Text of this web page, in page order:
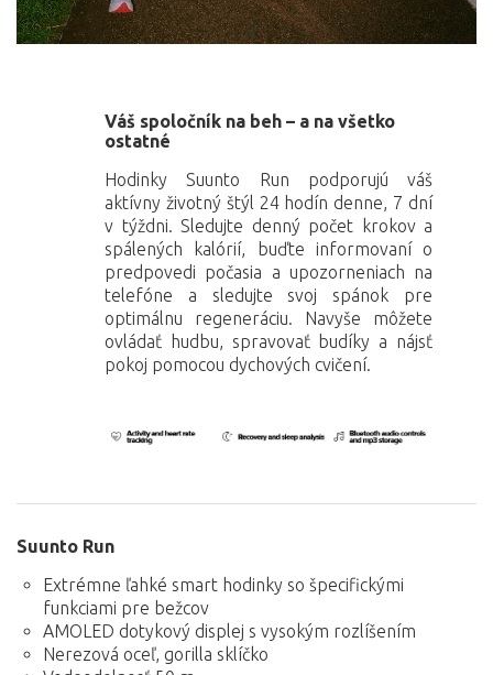
Váš spoločník na beh – a na všetko
ostatné
Hodinky Suunto Run podporujú váš
aktívny životný štýl 24 hodín denne, 7 dní
v týždni. Sledujte denný počet krokov a
spálených kalórií, buďte informovaní o
predpovedi počasia a upozorneniach na
telefóne a sledujte svoj spánok pre
optimálnu regeneráciu. Navyše môžete
ovládať hudbu, spravovať budíky a nájsť
pokoj pomocou dychových cvičení.
Suunto Run
Extrémne ľahké smart hodinky so špecifickými
funkciami pre bežcov
AMOLED dotykový displej s vysokým rozlíšením
Nerezová oceľ, gorilla sklíčko